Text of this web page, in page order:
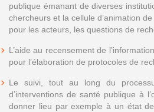
publique émanant de diverses
chercheurs et la cellule d’animation
pour les acteurs, les questions de
L’aide au recensement de
pour l’élaboration de protocoles de
Le suivi, tout au long du
d’interventions de santé publique à
donner lieu par exemple à un état